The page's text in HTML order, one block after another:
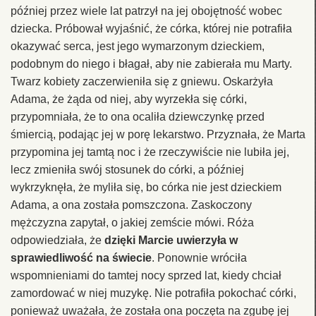
później przez wiele lat patrzył na jej obojętność wobec
dziecka. Próbował wyjaśnić, że córka, której nie potrafiła
okazywać serca, jest jego wymarzonym dzieckiem,
podobnym do niego i błagał, aby nie zabierała mu Marty.
Twarz kobiety zaczerwieniła się z gniewu. Oskarżyła
Adama, że żąda od niej, aby wyrzekła się córki,
przypomniała, że to ona ocaliła dziewczynkę przed
śmiercią, podając jej w porę lekarstwo. Przyznała, że Marta
przypomina jej tamtą noc i że rzeczywiście nie lubiła jej,
lecz zmieniła swój stosunek do córki, a później
wykrzyknęła, że myliła się, bo córka nie jest dzieckiem
Adama, a ona została pomszczona. Zaskoczony
mężczyzna zapytał, o jakiej zemście mówi. Róża
odpowiedziała, że dzięki Marcie uwierzyła w
sprawiedliwość na świecie. Ponownie wróciła
wspomnieniami do tamtej nocy sprzed lat, kiedy chciał
zamordować w niej muzykę. Nie potrafiła pokochać córki,
ponieważ uważała, że została ona poczęta na zgubę jej